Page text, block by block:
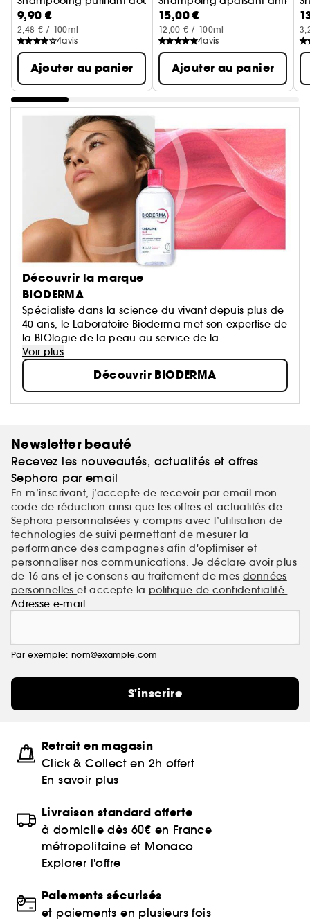
9,90 €
2,48 € / 100ml
4avis
Ajouter au panier
15,00 €
12,00 € / 100ml
4avis
Ajouter au panier
Découvrir la marque
BIODERMA
Spécialiste dans la science du vivant depuis plus de
40 ans, le Laboratoire Bioderma met son expertise de
la BIOlogie de la peau au service de la
DERMatologie, afin de vous proposer des produits
qui prennent soin de tous les types de peaux, et à
Voir plus
Découvrir BIODERMA
Newsletter beauté
Recevez les nouveautés, actualités et offres
Sephora par email
En m’inscrivant, j’accepte de recevoir par email mon
code de réduction ainsi que les offres et actualités de
Sephora personnalisées y compris avec l’utilisation de
technologies de suivi permettant de mesurer la
performance des campagnes afin d'optimiser et
personnaliser nos communications. Je déclare avoir plus
de 16 ans et je consens au traitement de mes données
personnelleset accepte la politique de confidentialité .
Adresse e-mail
Par exemple: nom@example.com
S'inscrire
Retrait en magasin
Click & Collect en 2h offert
En savoir plus
Livraison standard offerte
à domicile dès 60€ en France
métropolitaine et Monaco
Explorer l'offre
Paiements sécurisés
et paiements en plusieurs fois